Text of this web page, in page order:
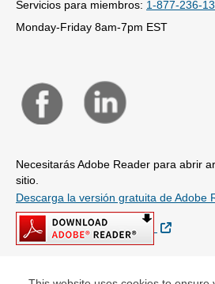
Servicios para miembros: 1-877-236-
Monday-Friday 8am-7pm EST
Necesitarás Adobe Reader para abrir
sitio.
Descarga la versión gratuita de Adobe
Sitio